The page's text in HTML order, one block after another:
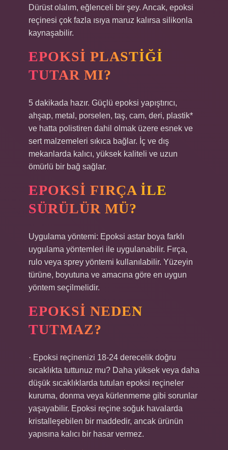
Dürüst olalım, eğlenceli bir şey. Ancak, epoksi
reçinesi çok fazla ısıya maruz kalırsa silikonla
kaynaşabilir.
EPOKSI PLASTIĞI
TUTAR MI?
5 dakikada hazır. Güçlü epoksi yapıştırıcı,
ahşap, metal, porselen, taş, cam, deri, plastik*
ve hatta polistiren dahil olmak üzere esnek ve
sert malzemeleri sıkıca bağlar. İç ve dış
mekanlarda kalıcı, yüksek kaliteli ve uzun
ömürlü bir bağ sağlar.
EPOKSI FIRÇA ILE
SÜRÜLÜR MÜ?
Uygulama yöntemi: Epoksi astar boya farklı
uygulama yöntemleri ile uygulanabilir. Fırça,
rulo veya sprey yöntemi kullanılabilir. Yüzeyin
türüne, boyutuna ve amacına göre en uygun
yöntem seçilmelidir.
EPOKSI NEDEN
TUTMAZ?
· Epoksi reçinenizi 18-24 derecelik doğru
sıcaklıkta tuttunuz mu? Daha yüksek veya daha
düşük sıcaklıklarda tutulan epoksi reçineler
kuruma, donma veya kürlenmeme gibi sorunlar
yaşayabilir. Epoksi reçine soğuk havalarda
kristalleşebilen bir maddedir, ancak ürünün
yapısına kalıcı bir hasar vermez.